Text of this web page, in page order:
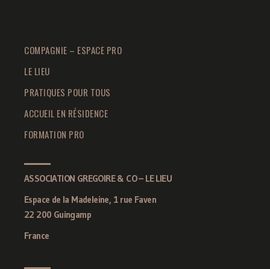
COMPAGNIE – ESPACE PRO
LE LIEU
PRATIQUES POUR TOUS
ACCUEIL EN RÉSIDENCE
FORMATION PRO
ASSOCIATION GREGOIRE & CO – LE LIEU
Espace de la Madeleine, 1 rue Faven
22 200 Guingamp
France